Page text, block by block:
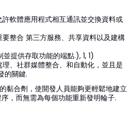
軟體應用程式相互通訊並交換資料或
整合 第三方服務、共享資料以及建構
提供存取功能的端點.), 1, 1)
、社群媒體整合、和自動化，並且是
的關鍵.
黏合劑，使開發人員能夠更輕鬆地建立
，而無需為每個功能重新發明輪子.